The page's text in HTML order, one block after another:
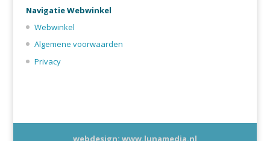
Navigatie Webwinkel
Webwinkel
Algemene voorwaarden
Privacy
webdesign: www.lunamedia.nl